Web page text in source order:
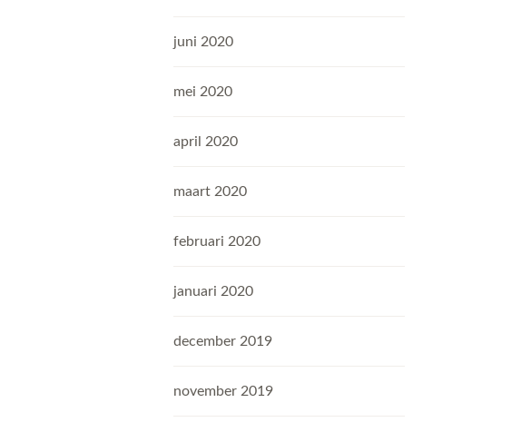
juni 2020
mei 2020
april 2020
maart 2020
februari 2020
januari 2020
december 2019
november 2019